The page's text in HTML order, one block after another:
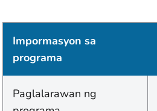
Impormasyon sa
programa
Paglalarawan ng